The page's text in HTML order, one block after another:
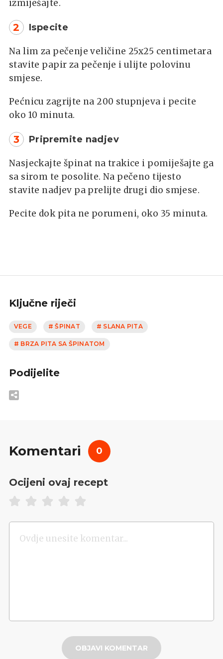
izmiješajte.
2 Ispecite
Na lim za pečenje veličine 25x25 centimetara
stavite papir za pečenje i ulijte polovinu
smjese.
Pećnicu zagrijte na 200 stupnjeva i pecite
oko 10 minuta.
3 Pripremite nadjev
Nasjeckajte špinat na trakice i pomiješajte ga
sa sirom te posolite. Na pečeno tijesto
stavite nadjev pa prelijte drugi dio smjese.
Pecite dok pita ne porumeni, oko 35 minuta.
Ključne riječi
VEGE # ŠPINAT # SLANA PITA
# BRZA PITA SA ŠPINATOM
Podijelite
Komentari 0
Ocijeni ovaj recept
OBJAVI KOMENTAR